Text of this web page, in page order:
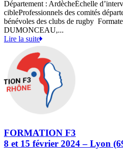
Département : ArdècheÉchelle
cibleProfessionnels des comités
bénévoles des clubs de rugby
DUMONCEAU,...
Lire la suite
FORMATION F3
8 et 15 février 2024 – Lyon